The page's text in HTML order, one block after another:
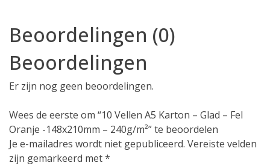
Beoordelingen (0)
Beoordelingen
Er zijn nog geen beoordelingen.
Wees de eerste om “10 Vellen A5 Karton – Glad – Fel
Oranje -148x210mm – 240g/m²” te beoordelen
Je e-mailadres wordt niet gepubliceerd. Vereiste velden
zijn gemarkeerd met*